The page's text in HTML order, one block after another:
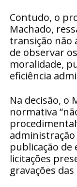
Contudo, o
Machado,
transição não
de observar
moralidade,
eficiência
Na decisão, o
normativa
publicação de
licitações
gravações